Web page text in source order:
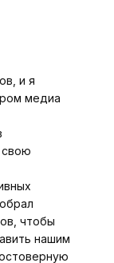
и я
медиа
свою
чтобы
нашим